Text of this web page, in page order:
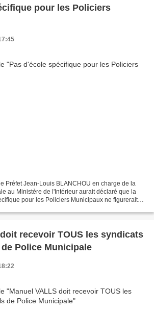
pour les Policiers
Préfet Jean-Louis BLANCHOU en charge de la
au Ministère de l'Intérieur aurait déclaré que la
pour les Policiers Municipaux ne figurerait
recevoir TOUS les syndicats
Police Municipale